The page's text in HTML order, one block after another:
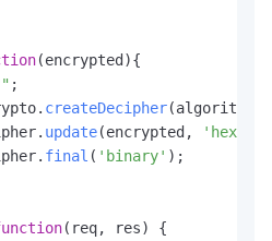
(encrypted ){
;
createDecipher(algorithm,
update(encrypted, 'hex'
final ( 'binary' );
( req, res) {